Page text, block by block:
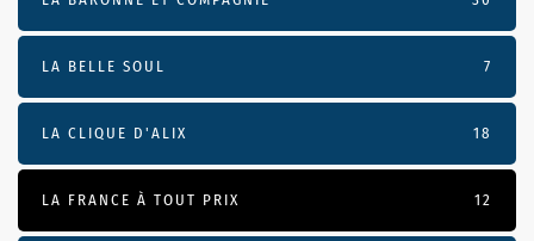
LA BELLE SOUL 7
LA CLIQUE D'ALIX 18
LA FRANCE À TOUT PRIX 12